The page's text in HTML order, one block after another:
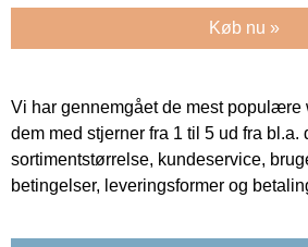
Køb nu »
Vi har gennemgået de mest populære
dem med stjerner fra 1 til 5 ud fra bl.a.
sortimentstørrelse, kundeservice,
betingelser, leveringsformer og